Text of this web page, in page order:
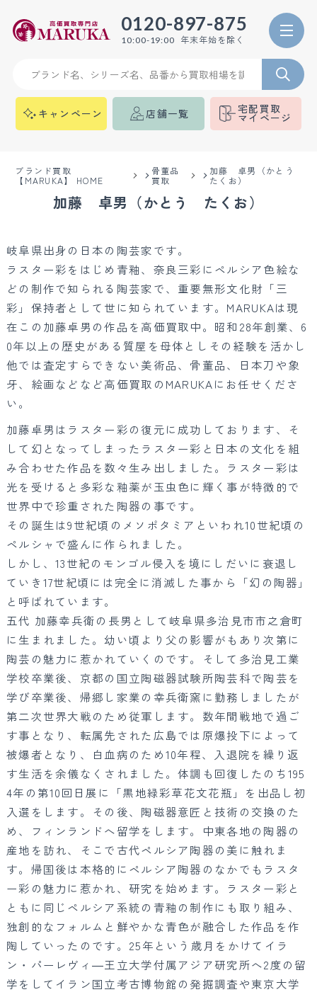
0120-897-875
10:00-19:00 年末年始を除く
キャンペーン 店舗一覧 宅配買取
マイページ
ブランド買取
【MARUKA】 HOME
骨董品
買取
加藤 卓男（かとう
たくお）
加藤 卓男（かとう たくお）
岐阜県出身の日本の陶芸家です。
ラスター彩をはじめ青釉、奈良三彩にペルシア色絵な
どの制作で知られる陶芸家で、重要無形文化財「三
彩」保持者として世に知られています。MARUKAは現
在この加藤卓男の作品を高価買取中。昭和28年創業、6
0年以上の歴史がある質屋を母体としその経験を活かし
他では査定すらできない美術品、骨董品、日本刀や象
牙、絵画などなど高価買取のMARUKAにお任せくださ
い。
加藤卓男はラスター彩の復元に成功しております、そ
して幻となってしまったラスター彩と日本の文化を組
み合わせた作品を数々生み出しました。ラスター彩は
光を受けると多彩な釉薬が玉虫色に輝く事が特徴的で
世界中で珍重された陶器の事です。
その誕生は9世紀頃のメソポタミアといわれ10世紀頃の
ペルシャで盛んに作られました。
しかし、13世紀のモンゴル侵入を境にしだいに衰退し
ていき17世紀頃には完全に消滅した事から「幻の陶器」
と呼ばれています。
五代 加藤幸兵衛の長男として岐阜県多治見市市之倉町
に生まれました。幼い頃より父の影響がもあり次第に
陶芸の魅力に惹かれていくのです。そして多治見工業
学校卒業後、京都の国立陶磁器試験所陶芸科で陶芸を
学び卒業後、帰郷し家業の幸兵衛窯に勤務しましたが
第二次世界大戦のため従軍します。数年間戦地で過ご
す事となり、転属先された広島では原爆投下によって
被爆者となり、白血病のため10年程、入退院を繰り返
す生活を余儀なくされました。体調も回復したのち195
4年の第10回日展に「黒地緑彩草花文花瓶」を出品し初
入選をします。その後、陶磁器意匠と技術の交換のた
め、フィンランドへ留学をします。中東各地の陶器の
産地を訪れ、そこで古代ペルシア陶器の美に触れま
す。帰国後は本格的にペルシア陶器のなかでもラスタ
ー彩の魅力に惹かれ、研究を始めます。ラスター彩と
ともに同じペルシア系統の青釉の制作にも取り組み、
独創的なフォルムと鮮やかな青色が融合した作品を作
陶していったのです。25年という歳月をかけてイラ
ン・パーレヴィ―王立大学付属アジア研究所へ2度の留
学をしてイラン国立考古博物館の発掘調査や東京大学